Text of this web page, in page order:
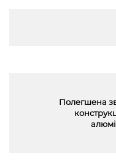
Полегшена